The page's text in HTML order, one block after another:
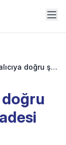
eBay'teki bir alıcıya doğru şekilde nasıl para iadesi yapabilirim?
doğru